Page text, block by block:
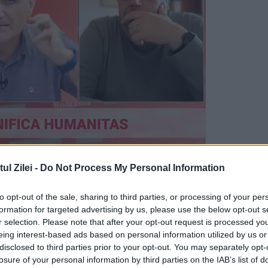
Zilei - Do Not Process My Personal Information
opt-out of the sale, sharing to third parties, or processing of your
for targeted advertising by us, please use the below opt-out
selection. Please note that after your opt-out request is processed
interest-based ads based on personal information utilized by us
to third parties prior to your opt-out. You may separately
of your personal information by third parties on the IAB’s list of
crestin, primim har, asa si odata cu
pierde harul", a răspuns preotul".
Har in chestiunea buletinelor biometrice.
Sinodului din Creta", a mai mărturisit